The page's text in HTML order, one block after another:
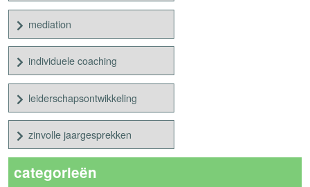
mediation
individuele coaching
leiderschapsontwikkeling
zinvolle jaargesprekken
categorieën